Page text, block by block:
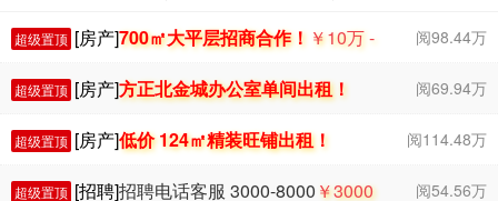
阅98.44万
超级置顶 [房产]700㎡大平层招商合作！ ￥10万-
20万 阅69.94万
超级置顶 [房产]方正北金城办公室单间出租！
阅114.48万
超级置顶 [房产]低价 124㎡精装旺铺出租！
阅54.56万
超级置顶 [招聘]招聘电话客服 3000-8000 ￥3000